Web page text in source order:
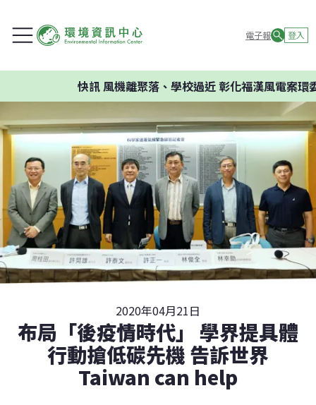
電子報 登入
風機離聚落、學校過近 彰化福漢風電案環委建議
2020年04月21日
布局「後疫情時代」 學界提具體
行動搶低碳先機 告訴世界
Taiwan can help